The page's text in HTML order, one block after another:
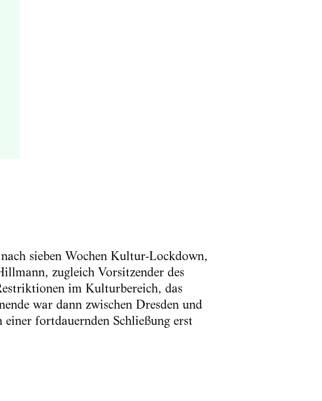
sieben Wochen Kultur-Lockdown,
zugleich Vorsitzender des
im Kulturbereich, das
war dann zwischen Dresden und
fortdauernden Schließung erst